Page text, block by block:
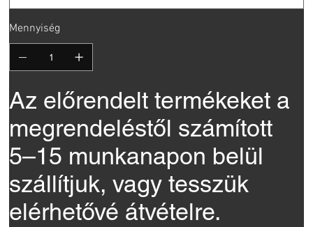
Mennyiség
Az előrendelt termékeket a
megrendeléstől számított
5–15 munkanapon belül
szállítjuk, vagy tesszük
elérhetővé átvételre.